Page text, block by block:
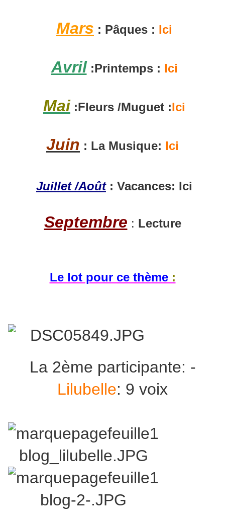
Mars : Pâques : Ici
Avril:Printemps : Ici
Mai :Fleurs /Muguet :Ici
Juin : La Musique: Ici
Juillet /Août: Vacances: Ici
Septembre : Lecture
Le lot pour ce thème:
La 2ème participante: -
Lilubelle: 9 voix